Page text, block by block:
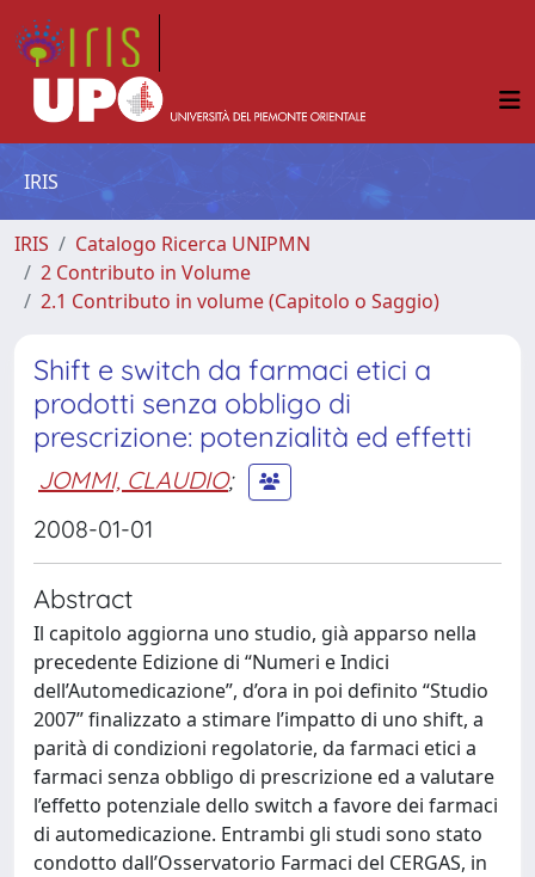
IRIS
IRIS
Catalogo Ricerca UNIPMN
2 Contributo in Volume
2.1 Contributo in volume (Capitolo o Saggio)
Shift e switch da farmaci etici a
prodotti senza obbligo di
prescrizione: potenzialità ed effetti
JOMMI, CLAUDIO;
2008-01-01
Abstract
Il capitolo aggiorna uno studio, già apparso nella
precedente Edizione di “Numeri e Indici
dell’Automedicazione”, d’ora in poi definito “Studio
2007” finalizzato a stimare l’impatto di uno shift, a
parità di condizioni regolatorie, da farmaci etici a
farmaci senza obbligo di prescrizione ed a valutare
l’effetto potenziale dello switch a favore dei farmaci
di automedicazione. Entrambi gli studi sono stato
condotto dall’Osservatorio Farmaci del CERGAS, in